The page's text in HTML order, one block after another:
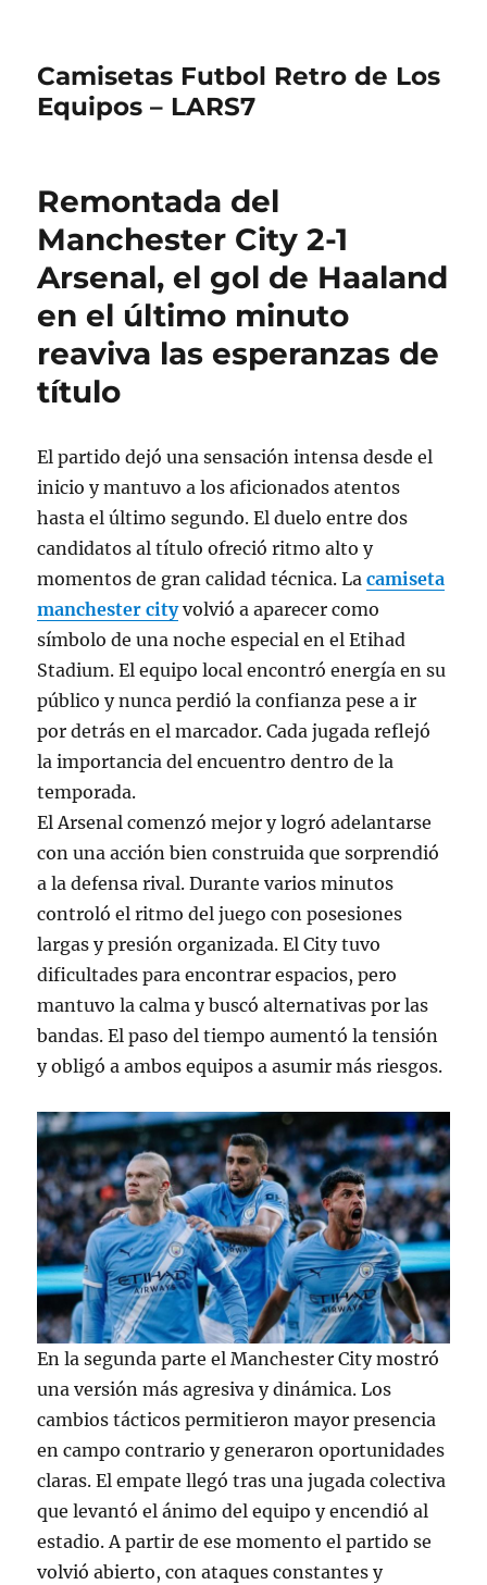
Camisetas Futbol Retro de Los
Equipos – LARS7
Remontada del
Manchester City 2-1
Arsenal, el gol de Haaland
en el último minuto
reaviva las esperanzas de
título
El partido dejó una sensación intensa desde el
inicio y mantuvo a los aficionados atentos
hasta el último segundo. El duelo entre dos
candidatos al título ofreció ritmo alto y
momentos de gran calidad técnica. Lacamiseta
manchester cityvolvió a aparecer como
símbolo de una noche especial en el Etihad
Stadium. El equipo local encontró energía en su
público y nunca perdió la confianza pese a ir
por detrás en el marcador. Cada jugada reflejó
la importancia del encuentro dentro de la
temporada.
El Arsenal comenzó mejor y logró adelantarse
con una acción bien construida que sorprendió
a la defensa rival. Durante varios minutos
controló el ritmo del juego con posesiones
largas y presión organizada. El City tuvo
dificultades para encontrar espacios, pero
mantuvo la calma y buscó alternativas por las
bandas. El paso del tiempo aumentó la tensión
y obligó a ambos equipos a asumir más riesgos.
En la segunda parte el Manchester City mostró
una versión más agresiva y dinámica. Los
cambios tácticos permitieron mayor presencia
en campo contrario y generaron oportunidades
claras. El empate llegó tras una jugada colectiva
que levantó el ánimo del equipo y encendió al
estadio. A partir de ese momento el partido se
volvió abierto, con ataques constantes y